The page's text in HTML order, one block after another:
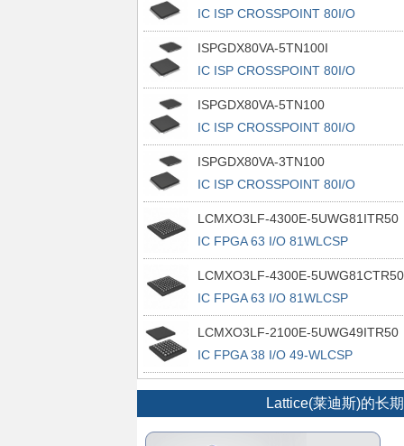
IC ISP CROSSPOINT 80I/O
100TQFP
ISPGDX80VA-5TN100I
IC ISP CROSSPOINT 80I/O
100TQFP
ISPGDX80VA-5TN100
IC ISP CROSSPOINT 80I/O
100TQFP
ISPGDX80VA-3TN100
IC ISP CROSSPOINT 80I/O
100TQFP
LCMXO3LF-4300E-5UWG81ITR50
IC FPGA 63 I/O 81WLCSP
LCMXO3LF-4300E-5UWG81CTR50
IC FPGA 63 I/O 81WLCSP
LCMXO3LF-2100E-5UWG49ITR50
IC FPGA 38 I/O 49-WLCSP
Lattice(莱迪斯)的长